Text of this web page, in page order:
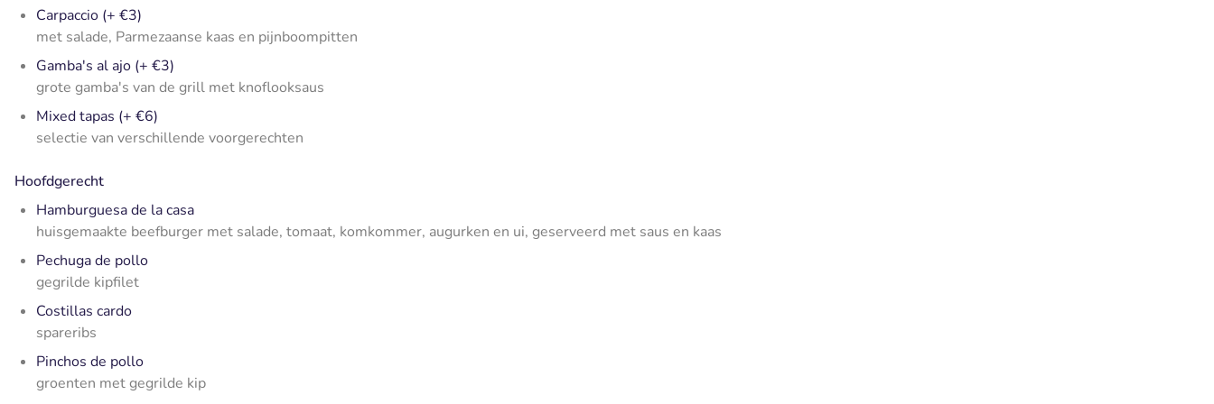
Carpaccio (+ €3)
met salade, Parmezaanse kaas en pijnboompitten
Gamba's al ajo (+ €3)
grote gamba's van de grill met knoflooksaus
Mixed tapas (+ €6)
selectie van verschillende voorgerechten
Hoofdgerecht
Hamburguesa de la casa
huisgemaakte beefburger met salade, tomaat, komkommer, augurken en ui, geserveerd met saus en kaas
Pechuga de pollo
gegrilde kipfilet
Costillas cardo
spareribs
Pinchos de pollo
groenten met gegrilde kip